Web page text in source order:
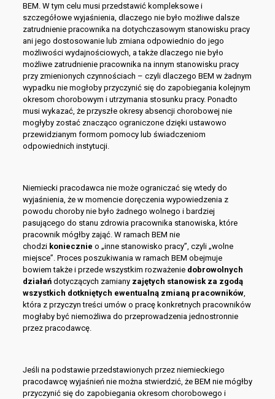
BEM. W tym celu musi przedstawić kompleksowe i
szczegółowe wyjaśnienia, dlaczego nie było możliwe dalsze
zatrudnienie pracownika na dotychczasowym stanowisku pracy
ani jego dostosowanie lub zmiana odpowiednio do jego
możliwości wydajnościowych, a także dlaczego nie było
możliwe zatrudnienie pracownika na innym stanowisku pracy
przy zmienionych czynnościach – czyli dlaczego BEM w żadnym
wypadku nie mogłoby przyczynić się do zapobiegania kolejnym
okresom chorobowym i utrzymania stosunku pracy. Ponadto
musi wykazać, że przyszłe okresy absencji chorobowej nie
mogłyby zostać znacząco ograniczone dzięki ustawowo
przewidzianym formom pomocy lub świadczeniom
odpowiednich instytucji.
Niemiecki pracodawca nie może ograniczać się wtedy do
wyjaśnienia, że w momencie doręczenia wypowiedzenia z
powodu choroby nie było żadnego wolnego i bardziej
pasującego do stanu zdrowia pracownika stanowiska, które
pracownik mógłby zająć. W ramach BEM nie
chodzi koniecznie o „inne stanowisko pracy”, czyli „wolne
miejsce”. Proces poszukiwania w ramach BEM obejmuje
bowiem także i przede wszystkim rozważenie dobrowolnych
działańdotyczących zamiany zajętych stanowisk za zgodą
wszystkich dotkniętych ewentualną zmianą pracowników,
która z przyczyn treści umów o pracę konkretnych pracowników
mogłaby być niemożliwa do przeprowadzenia jednostronnie
przez pracodawcę.
Jeśli na podstawie przedstawionych przez niemieckiego
pracodawcę wyjaśnień nie można stwierdzić, że BEM nie mógłby
przyczynić się do zapobiegania okresom chorobowego i